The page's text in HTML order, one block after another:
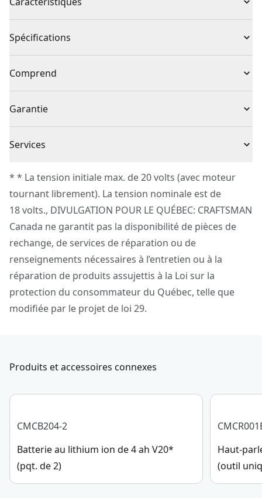
batterie V20 standard
performants de première qualité
Sachez quand votre batterie est complètement
chargée : la batterie comprend un indicateur d’état de
charge à 3 DEL
Augmentez votre productivité : aucun effet de
Protection contre les surcharges : chargeur
protégeant les éléments de batterie afin d’accroître
leur durée de vie
Charge rapide : charge les batteries compactes V20*
en 60 minutes ou moins
État de charge de la batterie : le chargeur comprend
un indicateur de charge à DEL
Polyvalence : compatible avec la gamme d’outils
électriques et d’outils extérieurs sans fil CRAFTSMAN
Spécifications
Type de produit Batterie avec chargeur
Sans fil ou avec fil Sans fil
Source d’énergie Batterie
Nombre total de
piles
Heures d’ampères
de batterie
Voir plus
Comprend
(1) Chargeur de batteries aux ions de lithium CMCB104
Garantie
Services
Service à la clientèle
* * La tension initiale max. de 20 volts (avec moteur
tournant librement). La tension nominale est de
18 volts., DIVULGATION POUR LE QUÉBEC: CRAFTSMAN
Canada ne garantit pas la disponibilité de pièces de
rechange, de services de réparation ou de
renseignements nécessaires à l’entretien ou à la
réparation de produits assujettis à la Loi sur la
protection du consommateur du Québec, telle que
modifiée par le projet de loi 29.
Produits et accessoires connexes
CMCB204-2
Batterie au lithium ion de 4 ah V20*
(pqt. de 2)
Haut-
(outil